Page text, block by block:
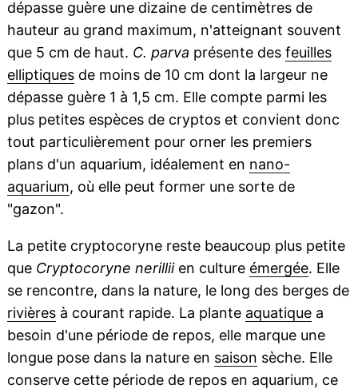
dépasse guère une dizaine de centimètres de
hauteur au grand maximum, n'atteignant souvent
que 5 cm de haut. C. parva présente des feuilles
elliptiquesde moins de 10 cm dont la largeur ne
dépasse guère 1 à 1,5 cm. Elle compte parmi les
plus petites espèces de cryptos et convient donc
tout particulièrement pour orner les premiers
plans d'un aquarium, idéalement en nano-
aquarium, où elle peut former une sorte de
"gazon".
La petite cryptocoryne reste beaucoup plus petite
que Cryptocoryne nerilliien culture émergée. Elle
se rencontre, dans la nature, le long des berges de
rivièresà courant rapide. La plante aquatiquea
besoin d'une période de repos, elle marque une
longue pose dans la nature en saison sèche. Elle
conserve cette période de repos en aquarium, ce